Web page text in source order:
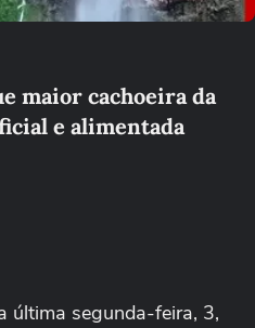
maior cachoeira da
e alimentada
última segunda-feira, 3,